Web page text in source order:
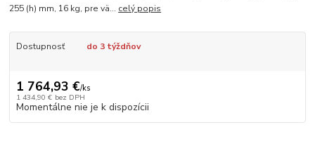
255 (h) mm, 16 kg, pre vä... celý popis
Dostupnosť do 3 týždňov
1 764,93 €/ks
1 434,90 € bez DPH
Momentálne nie je k dispozícii